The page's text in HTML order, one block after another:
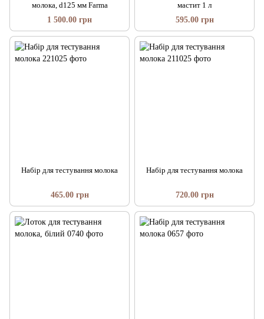
молока, d125 мм Farma
1 500.00 грн
мастит 1 л
595.00 грн
Набір для тестування молока
465.00 грн
Набір для тестування молока
720.00 грн